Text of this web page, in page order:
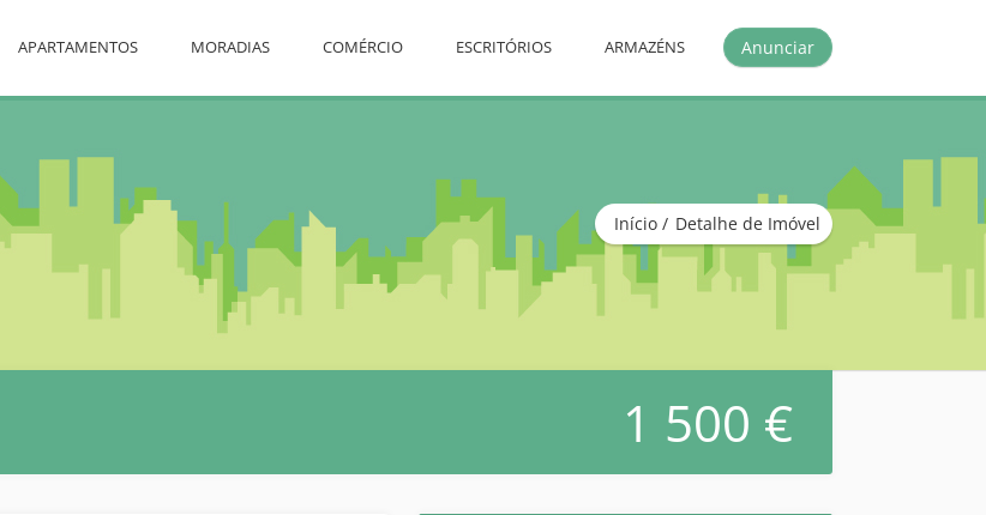
Anunciar
APARTAMENTOS MORADIAS COMÉRCIO ESCRITÓRIOS ARMAZÉNS
Início Detalhe de Imóvel
1 500 €